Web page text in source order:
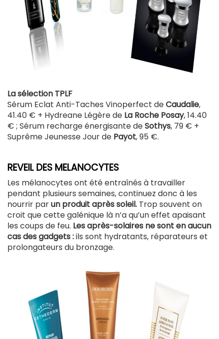
La sélection TPLF
Sérum Eclat Anti-Taches Vinoperfect deCaudalie,
41.40 € + Hydreane Légère de La Roche Posay, 14.40
€ ; Sérum recharge énergisante deSothys, 79 € +
Suprême Jeunesse Jour de Payot, 95 €.
REVEIL DES MELANOCYTES
Les mélanocytes ont été entraînés à travailler
pendant plusieurs semaines, continuez donc à les
nourrir parun produit après soleil. Trop souvent on
croit que cette galénique là n’a qu’un effet apaisant
les coups de feu. Les après-solaires ne sont en aucun
cas des gadgets :ils sont hydratants, réparateurs et
prolongateurs du bronzage.